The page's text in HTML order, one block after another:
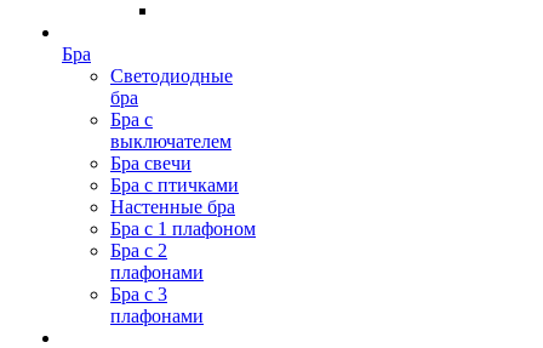
Бра
Светодиодные
бра
Бра с
выключателем
Бра свечи
Бра с птичками
Настенные бра
Бра с 1 плафоном
Бра с 2
плафонами
Бра с 3
плафонами